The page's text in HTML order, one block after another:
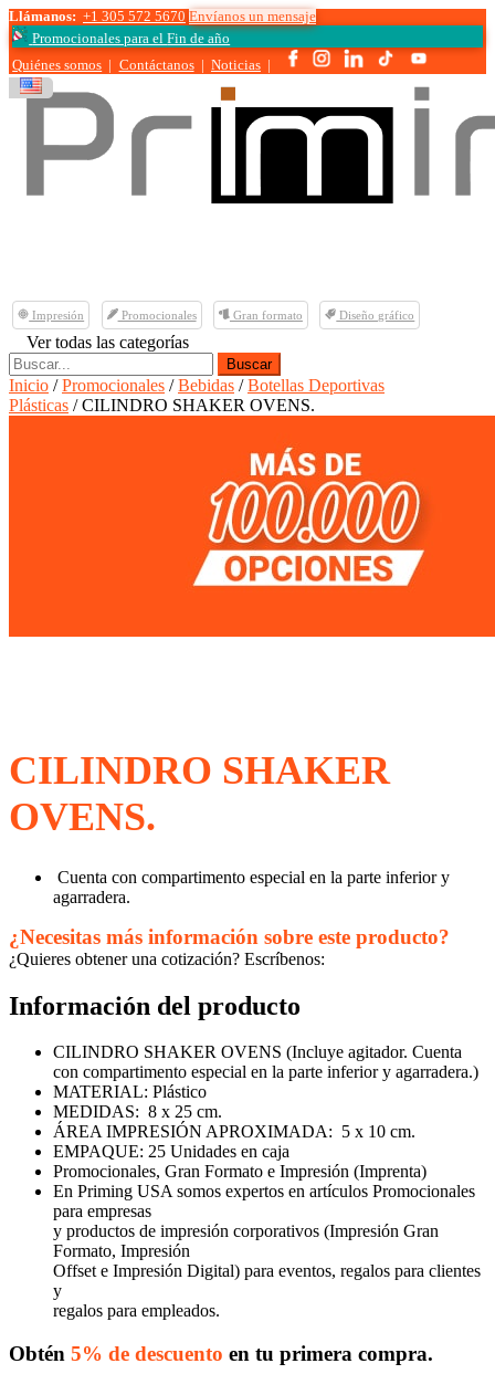
Llámanos: +1 305 572 5670 Envíanos un mensaje
Promocionales para elFin de año
Quiénes somos
Contáctanos Noticias
Impresión Promocionales Gran formato Diseño gráfico
Ver todas las categorías
Buscar:
Inicio /Promocionales /Bebidas /Botellas Deportivas
Plásticas / CILINDRO SHAKER OVENS.
CILINDRO SHAKER
OVENS.
Cuenta con compartimento especial en la parte inferior y
agarradera.
¿Necesitas más información sobre este producto?
¿Quieres obtener una cotización? Escríbenos:
Información del producto
CILINDRO SHAKER OVENS (Incluye agitador. Cuenta
con compartimento especial en la parte inferior y agarradera.)
MATERIAL: Plástico
MEDIDAS: 8 x 25 cm.
ÁREA IMPRESIÓN APROXIMADA: 5 x 10 cm.
EMPAQUE: 25 Unidades en caja
Promocionales, Gran Formato e Impresión (Imprenta)
En Priming USA somos expertos en artículos Promocionales
para empresas
y productos de impresión corporativos (Impresión Gran
Formato, Impresión
Offset e Impresión Digital) para eventos, regalos para clientes
y
regalos para empleados.
Obtén 5% de descuento en tu primera compra.